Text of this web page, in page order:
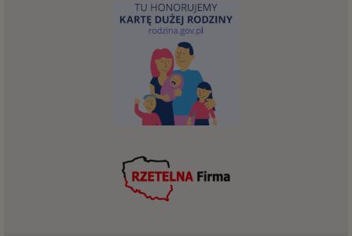
Przetwarzanie danych osobowych wymaga podstawy
prawnej. RODO przewiduje kilka rodzajów takich
podstaw prawnych dla przetwarzania danych, a w
przypadkach korzystania z naszych usług wystąpią, co do
Niezbędność przetwarzania do zawarcia lub
wykonania umowy, której jesteś stroną. Umowa to,
informacje na stronach ofertowych danej usługi.
Jeśli zatem zawieramy z Tobą umowę o realizację
danej usługi, to możemy przetwarzać Twoje dane w